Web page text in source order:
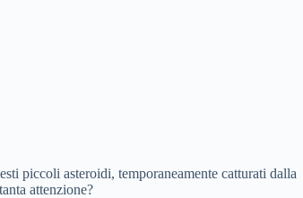
piccoli asteroidi, temporaneamente catturati dalla
attenzione?